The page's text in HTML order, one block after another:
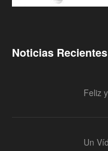
Noticias Recientes
Feliz
Un